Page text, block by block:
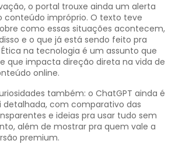
o portal trouxe ainda um alerta
conteúdo impróprio. O texto teve
como essas situações acontecem,
e o que já está sendo feito pra
na tecnologia é um assunto que
que impacta direção direta na vida de
online.
também: o ChatGPT ainda é
detalhada, com comparativo das
e ideias pra usar tudo sem
além de mostrar pra quem vale a
premium.